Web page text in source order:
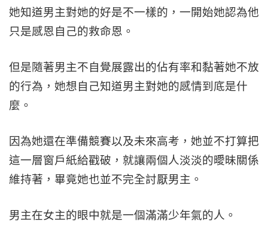
她知道男主對她的好是不一樣的，一開始她認為他
只是感恩自己的救命恩。
但是隨著男主不自覺展露出的佔有率和黏著她不放
的行為，她想自己知道男主對她的感情到底是什
麼。
因為她還在準備競賽以及未來高考，她並不打算把
這一層窗戶紙給戳破，就讓兩個人淡淡的曖昧關係
維持著，畢竟她也並不完全討厭男主。
男主在女主的眼中就是一個滿滿少年氣的人。